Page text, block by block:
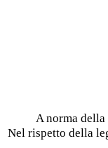
A norma
Nel rispetto della